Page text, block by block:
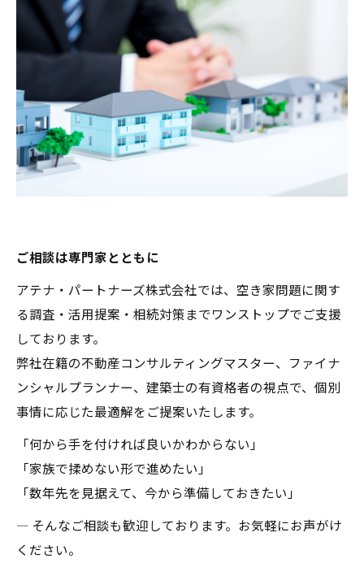
ご相談は専門家とともに
アテナ・パートナーズ株式会社では、空き家問題に関す
る調査・活用提案・相続対策までワンストップでご支援
しております。
弊社在籍の不動産コンサルティングマスター、ファイナ
ンシャルプランナー、建築士の有資格者の視点で、個別
事情に応じた最適解をご提案いたします。
「何から手を付ければ良いかわからない」
「家族で揉めない形で進めたい」
「数年先を見据えて、今から準備しておきたい」
― そんなご相談も歓迎しております。お気軽にお声がけ
ください。